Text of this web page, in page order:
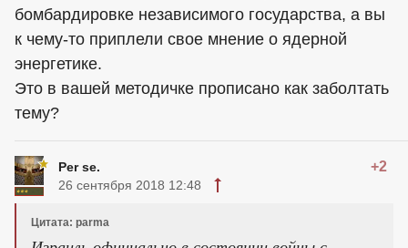
бомбардировке независимого государства, а вы
к чему-то приплели свое мнение о ядерной
энергетике.
Это в вашей методичке прописано как заболтать
тему?
Per se. +2
26 сентября 2018 12:48
Цитата: parma